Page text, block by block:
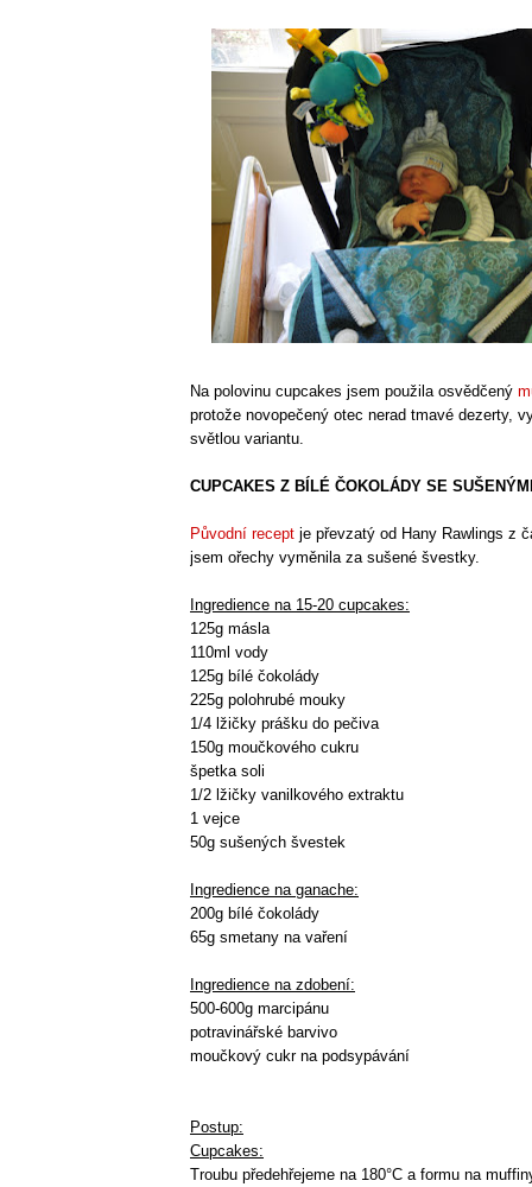
Na polovinu cupcakes jsem použila osvědčený
protože novopečený otec nerad tmavé dezerty,
světlou variantu.
CUPCAKES Z BÍLÉ ČOKOLÁDY SE
Původní recept je převzatý od Hany Rawlings z
jsem ořechy vyměnila za sušené švestky.
Ingredience na 15-20 cupcakes:
125g másla
110ml vody
125g bílé čokolády
225g polohrubé mouky
1/4 lžičky prášku do pečiva
150g moučkového cukru
špetka soli
1/2 lžičky vanilkového extraktu
1 vejce
50g sušených švestek
Ingredience na ganache:
200g bílé čokolády
65g smetany na vaření
Ingredience na zdobení:
500-600g marcipánu
potravinářské barvivo
moučkový cukr na podsypávání
Postup:
Cupcakes:
Troubu předehřejeme na 180°C a formu na